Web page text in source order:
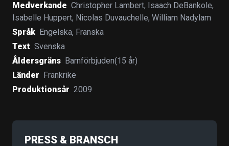
Medverkande Christopher Lambert, Isaach DeBankole,
Isabelle Huppert, Nicolas Duvauchelle, William Nadylam
Språk Engelska, Franska
Text Svenska
Åldersgräns Barnförbjuden(15 år)
Länder
Frankrike
Produktionsår 2009
PRESS & BRANSCH